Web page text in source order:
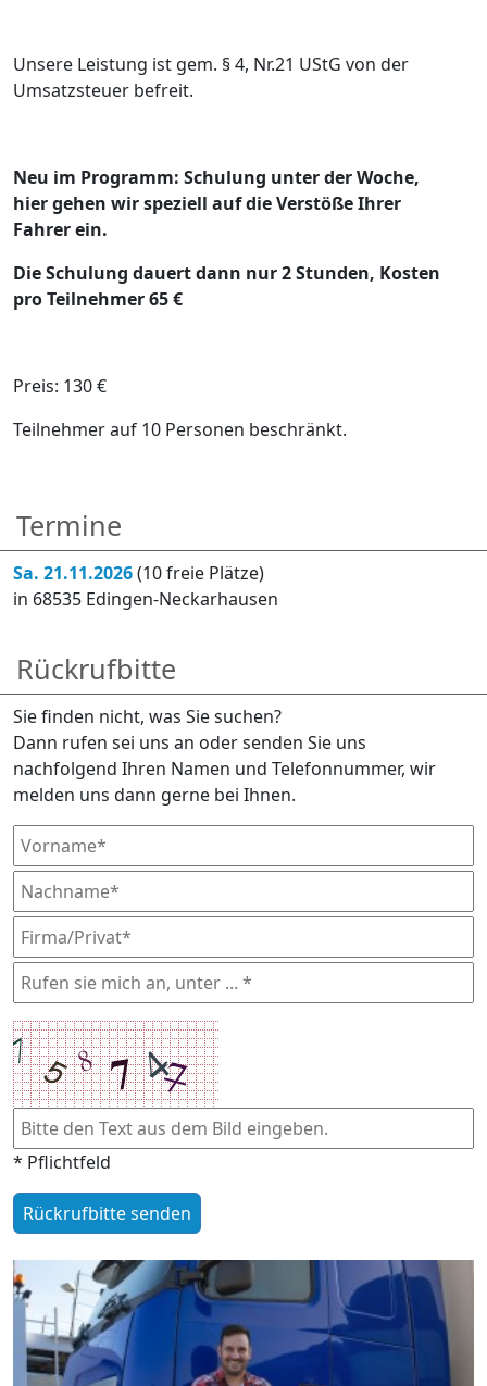
Unsere Leistung ist gem. § 4, Nr.21 UStG von der
Umsatzsteuer befreit.
Neu im Programm: Schulung unter der Woche,
hier gehen wir speziell auf die Verstöße Ihrer
Fahrer ein.
Die Schulung dauert dann nur 2 Stunden, Kosten
pro Teilnehmer 65 €
Preis: 130 €
Teilnehmer auf 10 Personen beschränkt.
Termine
Sa. 21.11.2026(10 freie Plätze)
in 68535 Edingen-Neckarhausen
Rückrufbitte
Sie finden nicht, was Sie suchen?
Dann rufen sei uns an oder senden Sie uns
nachfolgend Ihren Namen und Telefonnummer, wir
melden uns dann gerne bei Ihnen.
* Pflichtfeld